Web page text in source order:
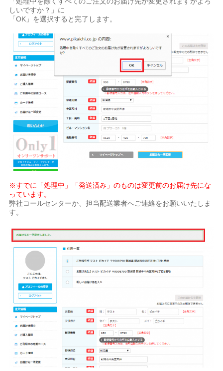
しいですか？」に
「OK」を選択すると完了します。
※すでに「処理中」「発送済み」のものは変更前のお届け先にな
っています。
弊社コールセンターか、担当配送業者へご連絡をお願いいたしま
す。